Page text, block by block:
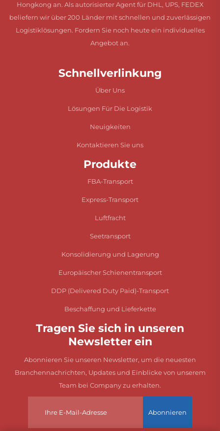
Hongkong an. Als autorisierter Agent für DHL, UPS, FEDEX
beliefern wir über 200 Länder mit schnellen und zuverlässigen
Logistiklösungen. Fordern Sie noch heute ein individuelles
Angebot an.
Schnellverlinkung
Über Uns
Lösungen Für Die Logistik
Neuigkeiten
Kontaktieren Sie uns
Produkte
FBA-Transport
Express-Transport
Luftfracht
Seetransport
Konsolidierung und Lagerung
Europäischer Schienentransport
DDP (Delivered Duty Paid)-Transport
Beschaffung und Lieferkette
Tragen Sie sich in unseren
Newsletter ein
Abonnieren Sie unseren Newsletter, um die neuesten
Branchennachrichten, Updates und Einblicke von unserem
Team bei Company zu erhalten.
Abonnieren